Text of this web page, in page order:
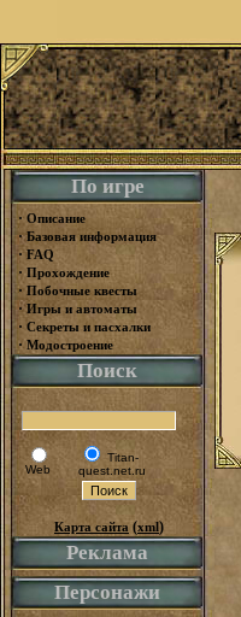
По игре
· Описание
· Базовая информация
· FAQ
· Прохождение
· Побочные квесты
· Игры и автоматы
· Секреты и пасхалки
· Модостроение
Поиск
Web
Titan-
quest.net.ru
Карта сайта (xml)
Реклама
Персонажи